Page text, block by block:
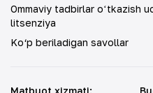
Ommaviy tadbirlar oʻtkazish
litsenziya
Ko‘p beriladigan savollar